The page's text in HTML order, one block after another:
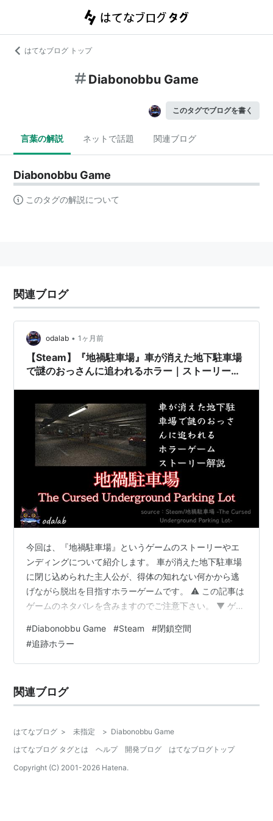
はてなブログ トップ
Diabonobbu Game
このタグでブログを書く
言葉の解説 ネットで話題 関連ブログ
Diabonobbu Game
このタグの解説について
関連ブログ
odalab • 1ヶ月前
【Steam】『地禍駐車場』車が消えた地下駐車場
で謎のおっさんに追われるホラー｜ストーリー解
今回は、『地禍駐車場』というゲームのストーリーやエ
ンディングについて紹介します。 車が消えた地下駐車場
に閉じ込められた主人公が、得体の知れない何かから逃
げながら脱出を目指すホラーゲームです。 ⚠️ この記事は
ゲームのネタバレを含みますのでご注意下さい。 ▼ ゲー
https://m.youtube.com/watch?
v=8sH4IndqbFg&pp=ygUZ5Zyw5LiL6aeQ6LuK5aC0I
OODm-ODqeODvA%3D%3D&ra=m この作品の怖さ 地
動き回るおじさんが徘徊している。それ…
#Diabonobbu Game #Steam #閉鎖空間
#追跡ホラー
関連ブログ
はてなブログ > 未指定 > Diabonobbu Game
はてなブログ タグとは
ヘルプ 開発ブログ
はてなブログトップ
Copyright (C) 2001-2026 Hatena.